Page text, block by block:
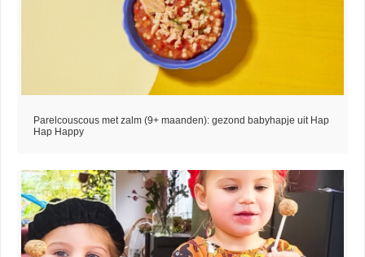
Parelcouscous met zalm (9+ maanden): gezond babyhapje uit Hap
Hap Happy